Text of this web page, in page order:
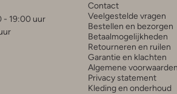
- 19:00 uur
Contact
Veelgestelde vragen
Bestellen en bezorgen
Betaalmogelijkheden
Retourneren en ruilen
Garantie en klachten
Algemene voorwaarden
Privacy statement
Kleding en onderhoud